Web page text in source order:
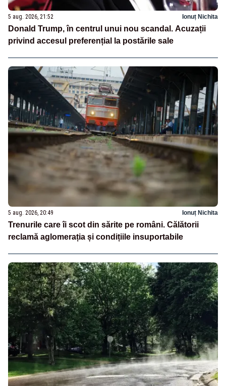
5 aug. 2026, 21:52 Ionuț Nichita
Donald Trump, în centrul unui nou scandal. Acuzații
privind accesul preferențial la postările sale
5 aug. 2026, 20:49 Ionuț Nichita
Trenurile care îi scot din sărite pe români. Călătorii
reclamă aglomerația și condițiile insuportabile